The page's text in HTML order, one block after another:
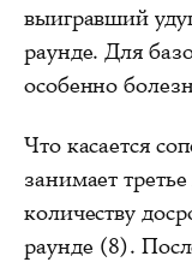
выигравший
раунде. Для
особенно
Что касается
занимает
количеству
раунде (8).